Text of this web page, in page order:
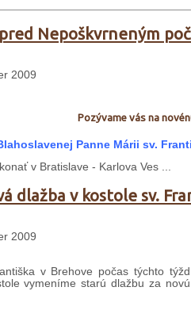
Nepoškvrneným
2009
Pozývame vás na
Panne Márii sv.
v Bratislave - Karlova Ves ...
dlažba v kostole sv.
2009
v Brehove počas týchto
vymeníme starú dlažbu za